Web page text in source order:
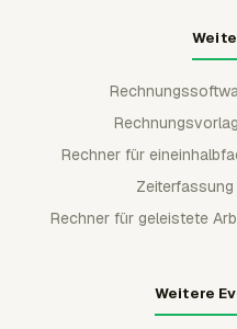
Rechner für
Rechner für geleistete
Weitere